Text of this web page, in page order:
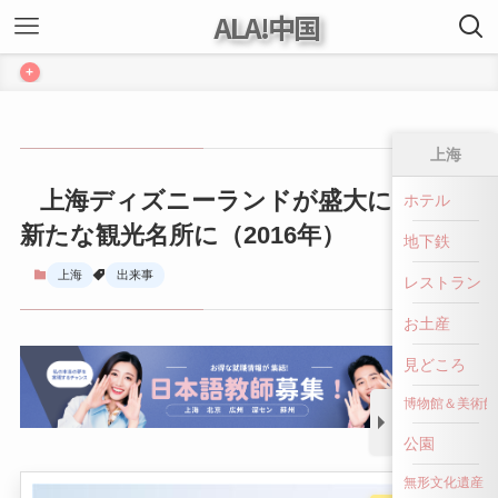
ALA!中国
+
上海ディズニーランドが盛大に開園、
新たな観光名所に（2016年）
上海 出来事
上海
ホテル
地下鉄
レストラン
お土産
見どころ
博物館＆美術館
公園
無形文化遺産